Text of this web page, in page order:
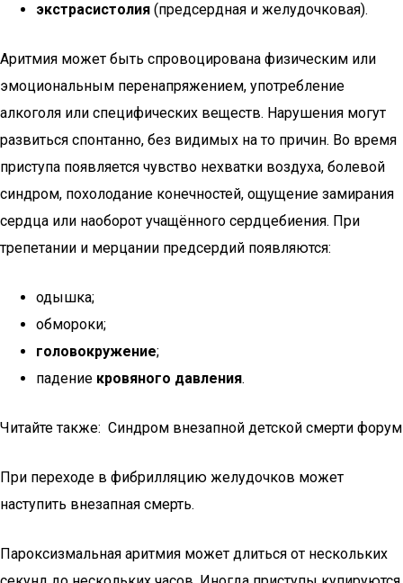
экстрасистолия (предсердная и желудочковая).
Аритмия может быть спровоцирована физическим или
эмоциональным перенапряжением, употребление
алкоголя или специфических веществ. Нарушения могут
развиться спонтанно, без видимых на то причин. Во время
приступа появляется чувство нехватки воздуха, болевой
синдром, похолодание конечностей, ощущение замирания
сердца или наоборот учащённого сердцебиения. При
трепетании и мерцании предсердий появляются:
одышка;
обмороки;
головокружение;
падение кровяного давления.
Читайте также: Синдром внезапной детской смерти форум
При переходе в фибрилляцию желудочков может
наступить внезапная смерть.
Пароксизмальная аритмия может длиться от нескольких